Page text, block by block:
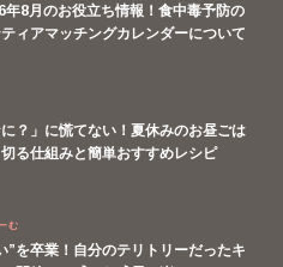
年8月のお役立ち情報！食中毒予防の
ィアマッチングカレンダーについて
に？」に慌てない！夏休みのお昼ごは
る仕組みと簡単おすすめレシピ
む
”を卒業！自分のテリトリーだったキ